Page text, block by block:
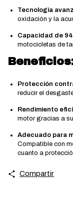
Tecnología
oxidación y la
Capacidad de
motocicletas de
Protección
reducir el
Rendimiento
motor gracias a
Adecuado para
Compatible con
cuanto a
Compartir